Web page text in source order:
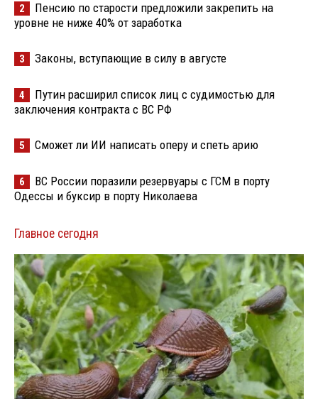
2
Пенсию по старости предложили закрепить на
уровне не ниже 40% от заработка
3 Законы, вступающие в силу в августе
4
Путин расширил список лиц с судимостью для
заключения контракта с ВС РФ
5 Сможет ли ИИ написать оперу и спеть арию
6
ВС России поразили резервуары с ГСМ в порту
Одессы и буксир в порту Николаева
Главное сегодня